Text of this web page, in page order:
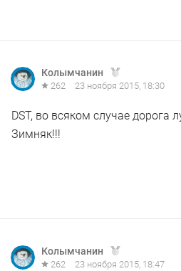
Колымчанин
262 23 ноября 2015, 18:30
DST, во всяком случае дорога
Зимняк!!!
Колымчанин
262 23 ноября 2015, 18:47